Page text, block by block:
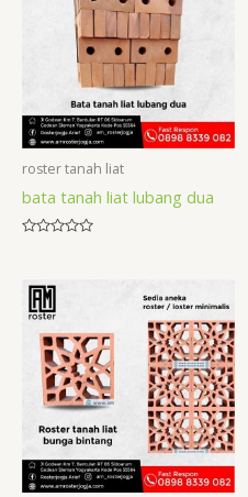
roster tanah liat
bata tanah liat lubang dua
of